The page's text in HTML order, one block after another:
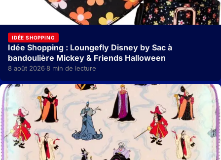
IDÉE SHOPPING
Idée Shopping : Loungefly Disney by Sac à
bandoulière Mickey & Friends Halloween
8 août 2026·8 min de lecture